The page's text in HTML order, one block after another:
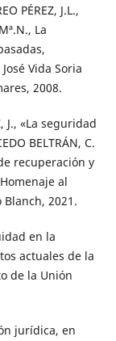
PÉREZ, J.L.,
La
Vida Soria
2008.
J., «La seguridad
BELTRÁN, C.
recuperación y
al
Blanch, 2021.
en la
actuales de la
de la Unión
jurídica, en